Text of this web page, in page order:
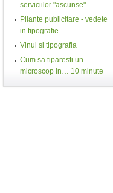
serviciilor "ascunse"
Pliante publicitare - vedete
in tipografie
Vinul si tipografia
Cum sa tiparesti un
microscop in… 10 minute